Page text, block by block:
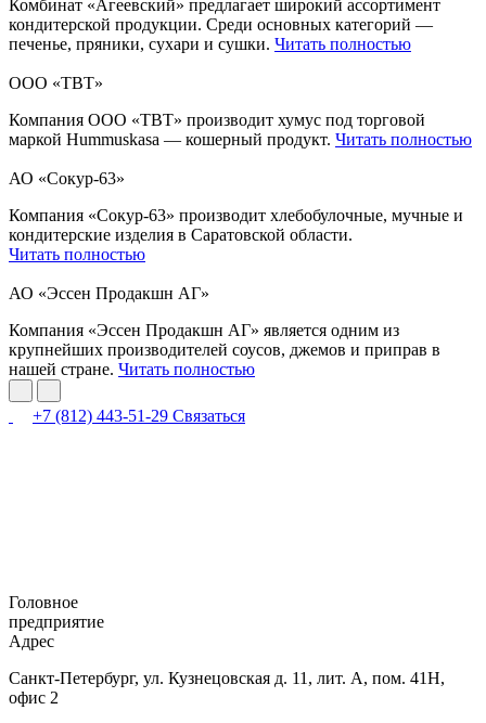
Комбинат «Агеевский» предлагает широкий ассортимент
кондитерской продукции. Среди основных категорий —
печенье, пряники, сухари и сушки. Читать полностью
ООО «ТВТ»
Компания ООО «ТВТ» производит хумус под торговой
маркой Hummuskasa — кошерный продукт. Читать полностью
АО «Сокур-63»
Компания «Сокур-63» производит хлебобулочные, мучные и
кондитерские изделия в Саратовской области.
Читать полностью
АО «Эссен Продакшн АГ»
Компания «Эссен Продакшн АГ» является одним из
крупнейших производителей соусов, джемов и приправ в
нашей стране. Читать полностью
+7 (812) 443-51-29 Связаться
Головное
предприятие
Адрес
Санкт-Петербург, ул. Кузнецовская д. 11, лит. А, пом. 41Н,
офис 2